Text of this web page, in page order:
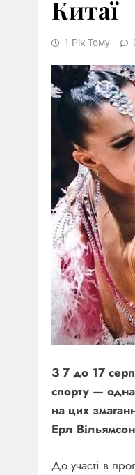
Китаї
1 Рік Тому
З 7 до 17
спорту —
на цих
Ерл
До участі в